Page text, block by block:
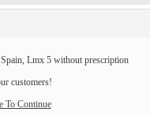
Lmx 5 without prescription
customers!
To Continue